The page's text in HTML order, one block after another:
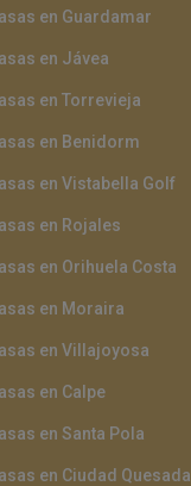
en Guardamar
en Jávea
en Torrevieja
en Benidorm
en Vistabella Golf
en Rojales
en Orihuela Costa
en Moraira
en Villajoyosa
en Calpe
en Santa Pola
en Ciudad Quesada